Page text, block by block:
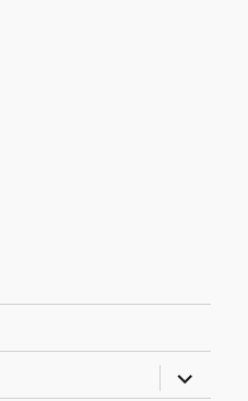
Alles